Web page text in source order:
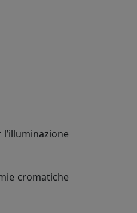
cromatiche